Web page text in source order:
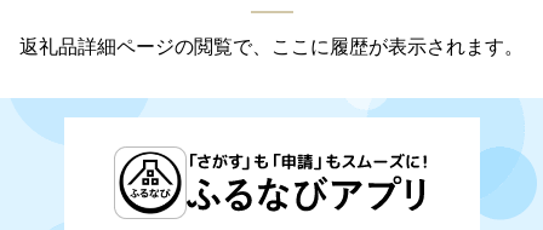
返礼品詳細ページの閲覧で、ここに履歴が表示されます。